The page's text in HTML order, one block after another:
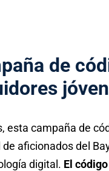
de
esta campaña de
de aficionados del
digital. El